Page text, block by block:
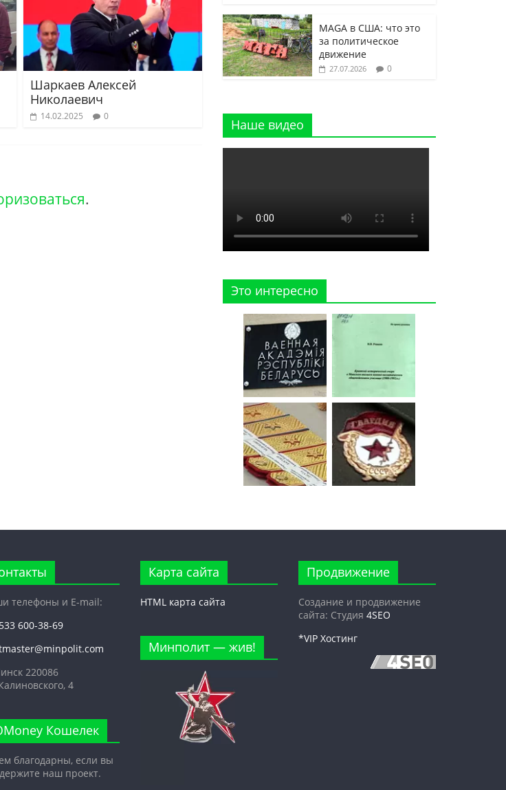
Шаркаев Алексей
Николаевич
14.02.2025 0
.
MAGA в США: что это
за политическое
движение
27.07.2026 0
Наше видео
Это интересно
телефоны и E-mail:
600-38-69
220086
4
Кошелек
благодарны, если вы
наш проект.
Карта сайта
HTML карта сайта
Минполит — жив!
Продвижение
Создание и продвижение
сайта: Студия 4SEO
*VIP Хостинг